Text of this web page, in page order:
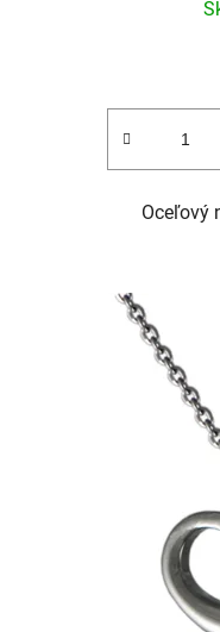
Oceľový